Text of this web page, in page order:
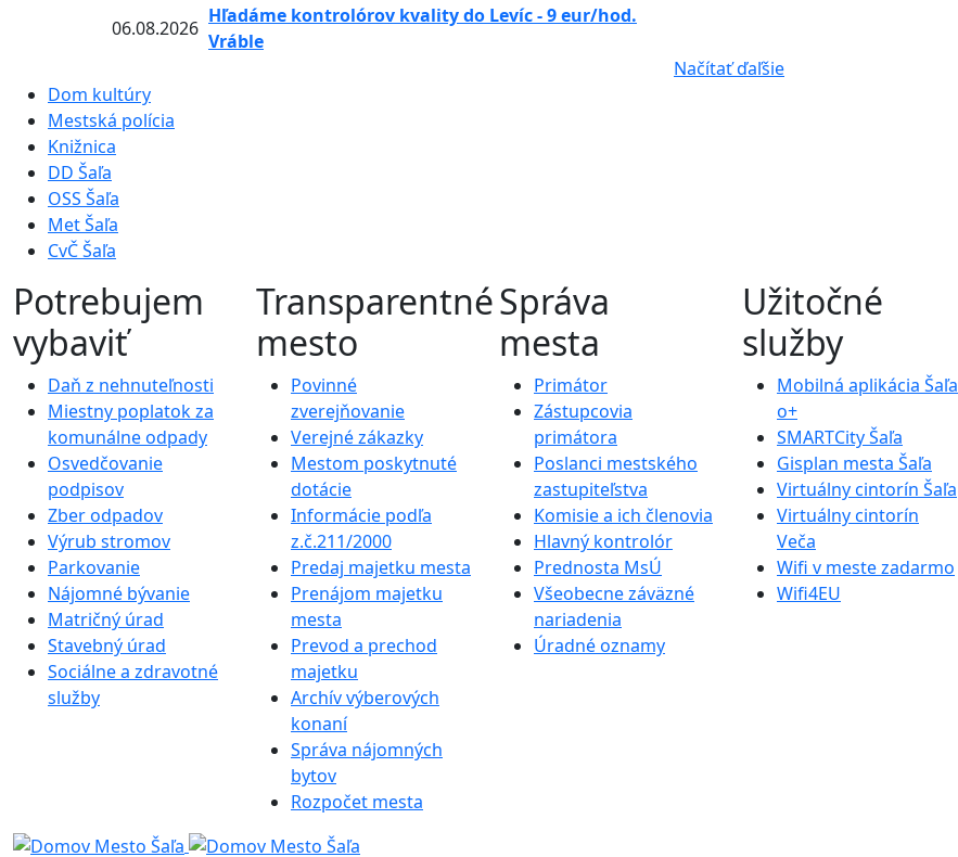
06.08.2026
Hľadáme kontrolórov kvality do Levíc - 9 eur/hod.
Vráble
Načítať ďaľšie
Dom kultúry
Mestská polícia
Knižnica
DD Šaľa
OSS Šaľa
Met Šaľa
CvČ Šaľa
Potrebujem
vybaviť
Daň z nehnuteľnosti
Miestny poplatok za
komunálne odpady
Osvedčovanie
podpisov
Zber odpadov
Výrub stromov
Parkovanie
Nájomné bývanie
Matričný úrad
Stavebný úrad
Sociálne a zdravotné
služby
Transparentné
mesto
Povinné
zverejňovanie
Verejné zákazky
Mestom poskytnuté
dotácie
Informácie podľa
z.č.211/2000
Predaj majetku mesta
Prenájom majetku
mesta
Prevod a prechod
majetku
Archív výberových
konaní
Správa nájomných
bytov
Rozpočet mesta
Správa
mesta
Primátor
Zástupcovia
primátora
Poslanci mestského
zastupiteľstva
Komisie a ich členovia
Hlavný kontrolór
Prednosta MsÚ
Všeobecne záväzné
nariadenia
Úradné oznamy
Užitočné
služby
Mobilná aplikácia Šaľa
o+
SMARTCity Šaľa
Gisplan mesta Šaľa
Virtuálny cintorín Šaľa
Virtuálny cintorín
Veča
Wifi v meste zadarmo
Wifi4EU